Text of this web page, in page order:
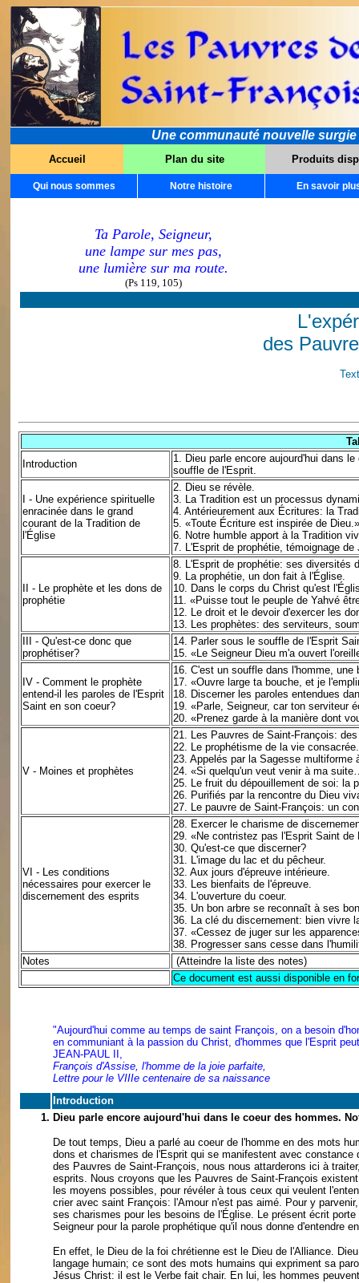
Une communauté nouvelle
Accueil Plan du site Produits
Qui nous sommes Notre histoire En savoir
Ta Parole, Seigneur,
une lampe sur mes pas,
une lumière sur ma route.
(Ps 119, 105)
des
Introduction
1. Dieu parle encore aujourd'hui dans
souffle de l'Esprit.
I - Une expérience spirituelle
enracinée dans le grand
courant de la Tradition de
l'Église
2. Dieu se révèle.
3. La Tradition est un processus
4. Antérieurement aux Écritures: la
5. «Toute Écriture est inspirée de Dieu.»
6. Notre humble apport à la Tradition
7. L'Esprit de prophétie, témoignage de
II - Le prophète et les dons de
prophétie
8. L'Esprit de prophétie: ses diversités
9. La prophétie, un don fait à l'Église.
10. Dans le corps du Christ qu'est
11. «Puisse tout le peuple de Yahvé
12. Le droit et le devoir d'exercer les
13. Les prophètes: des serviteurs,
III - Qu'est-ce donc que
prophétiser?
14. Parler sous le souffle de l'Esprit
15. «Le Seigneur Dieu m'a ouvert
IV - Comment le prophète
entend-il les paroles de l'Esprit
Saint en son coeur?
16. C'est un souffle dans l'homme, une
17. «Ouvre large ta bouche, et je
18. Discerner les paroles entendues
19. «Parle, Seigneur, car ton serviteur
20. «Prenez garde à la manière dont
V - Moines et prophètes
21. Les Pauvres de Saint-François:
22. Le prophétisme de la vie consacrée.
23. Appelés par la Sagesse multiforme
24. «Si quelqu'un veut venir à ma
25. Le fruit du dépouillement de soi: la
26. Purifiés par la rencontre du Dieu
27. Le pauvre de Saint-François: un
VI - Les conditions
nécessaires pour exercer le
discernement des esprits
28. Exercer le charisme de
29. «Ne contristez pas l'Esprit Saint de
30. Qu'est-ce que discerner?
31. L'image du lac et du pêcheur.
32. Aux jours d'épreuve intérieure.
33. Les bienfaits de l'épreuve.
34. L'ouverture du coeur.
35. Un bon arbre se reconnaît à ses
36. La clé du discernement: bien vivre
37. «Cessez de juger sur les
38. Progresser sans cesse dans
Notes
(Atteindre la liste des notes)
Ce document est aussi disponible en
"Aujourd'hui comme au temps de saint François, on a besoin
en communiant à la passion du Christ, d'hommes que l'Esprit
JEAN-PAUL II,
François d'Assise, l'homme de la joie parfaite,
Lettre pour le VIIIe centenaire de sa naissance
Introduction
1. Dieu parle encore aujourd'hui dans le coeur des hommes.
De tout temps, Dieu a parlé au coeur de l'homme en des mots
dons et charismes de l'Esprit qui se manifestent avec
des Pauvres de Saint-François, nous nous attarderons ici à
esprits. Nous croyons que les Pauvres de Saint-François
les moyens possibles, pour révéler à tous ceux qui veulent
crier avec saint François: l'Amour n'est pas aimé. Pour y
ses charismes pour les besoins de l'Église. Le présent écrit
Seigneur pour la parole prophétique qu'il nous donne d'entendre
En effet, le Dieu de la foi chrétienne est le Dieu de l'Alliance.
langage humain; ce sont des mots humains qui expriment sa
Jésus Christ: il est le Verbe fait chair. En lui, les hommes